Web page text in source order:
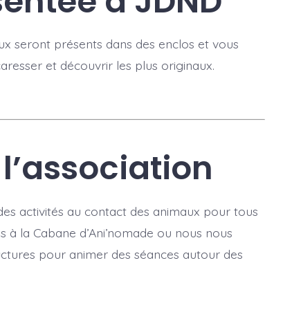
seront présents dans des enclos et vous
et découvrir les plus originaux.
activités au contact des animaux pour tous
la Cabane d’Ani’nomade ou nous nous
pour animer des séances autour des